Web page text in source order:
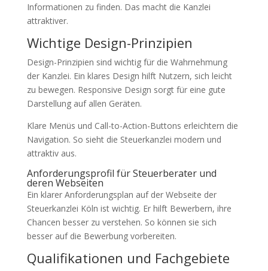
Informationen zu finden. Das macht die Kanzlei
attraktiver.
Wichtige Design-Prinzipien
Design-Prinzipien sind wichtig für die Wahrnehmung
der Kanzlei. Ein klares Design hilft Nutzern, sich leicht
zu bewegen. Responsive Design sorgt für eine gute
Darstellung auf allen Geräten.
Klare Menüs und Call-to-Action-Buttons erleichtern die
Navigation. So sieht die Steuerkanzlei modern und
attraktiv aus.
Anforderungsprofil für Steuerberater und
deren Webseiten
Ein klarer Anforderungsplan auf der Webseite der
Steuerkanzlei Köln ist wichtig. Er hilft Bewerbern, ihre
Chancen besser zu verstehen. So können sie sich
besser auf die Bewerbung vorbereiten.
Qualifikationen und Fachgebiete